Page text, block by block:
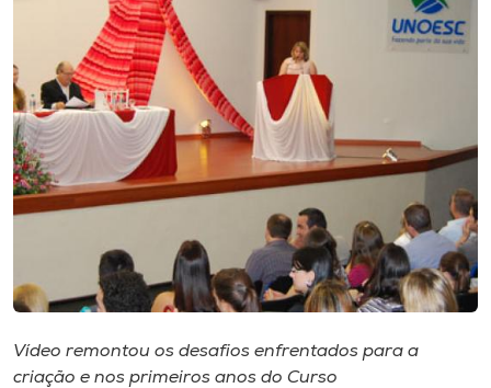
CPA
Biblioteca
Rádio
Vídeo remontou os desafios enfrentados para a
criação e nos primeiros anos do Curso